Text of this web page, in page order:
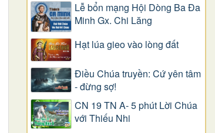
Lễ bổn mạng Hội Dòng Ba Đa
Minh Gx. Chi Lăng
Hạt lúa gieo vào lòng đất
Điều Chúa truyền: Cứ yên tâm
- đừng sợ!
CN 19 TN A- 5 phút Lời Chúa
với Thiếu Nhi